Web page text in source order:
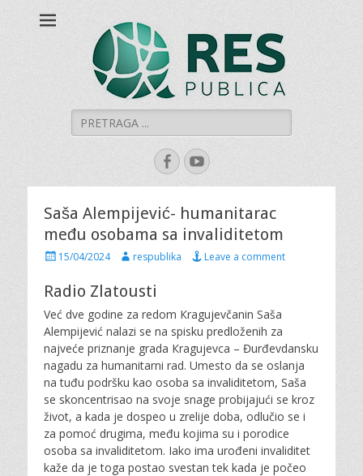
Šumadijski centar
za građanski
aktivizam "RES
PUBLICA"
Šumadijski centar za građanski aktivizam
Search
for:
FacebookYouTube
Saša Alempijević- humanitarac
među osobama sa invaliditetom
P
s
t
e
d
o
15/04/2024
A
h
o
r
respublika Leave a comment
Radio Zlatousti
Već dve godine za redom Кragujevčanin Saša
Alempijević nalazi se na spisku predloženih za
najveće priznanje grada Кragujevca – Đurđevdansku
nagadu za humanitarni rad. Umesto da se oslanja
na tuđu podršku kao osoba sa invaliditetom, Saša
se skoncentrisao na svoje snage probijajući se kroz
život, a kada je dospeo u zrelije doba, odlučio se i
za pomoć drugima, među kojima su i porodice
osoba sa invaliditetom. Iako ima urođeni invaliditet
kaže da je toga postao svestan tek kada je počeo